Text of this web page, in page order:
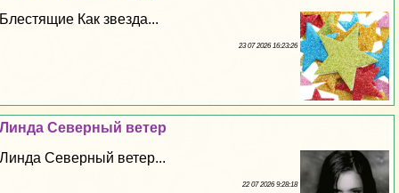
Блестящие Как звезда...
23 07 2026 16:23:26
Линда Северный ветер
Линда Северный ветер...
22 07 2026 9:28:18